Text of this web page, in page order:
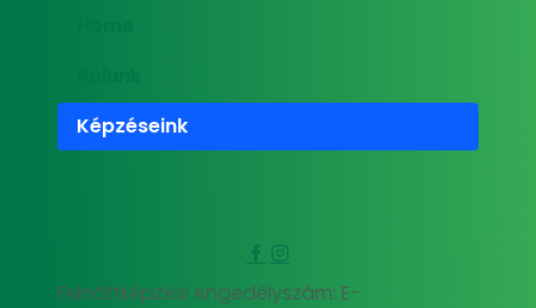
Képzéseink
Felnőttképzési engedélyszám: E-